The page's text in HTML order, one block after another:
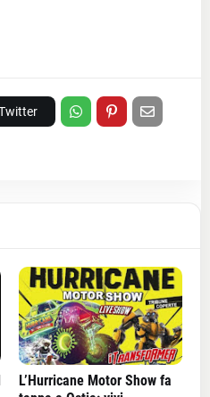
L’Hurricane Motor Show fa